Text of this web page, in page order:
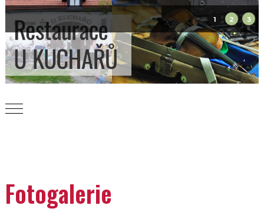
1 2 3
Mobile Menu Toggle
Fotogalerie